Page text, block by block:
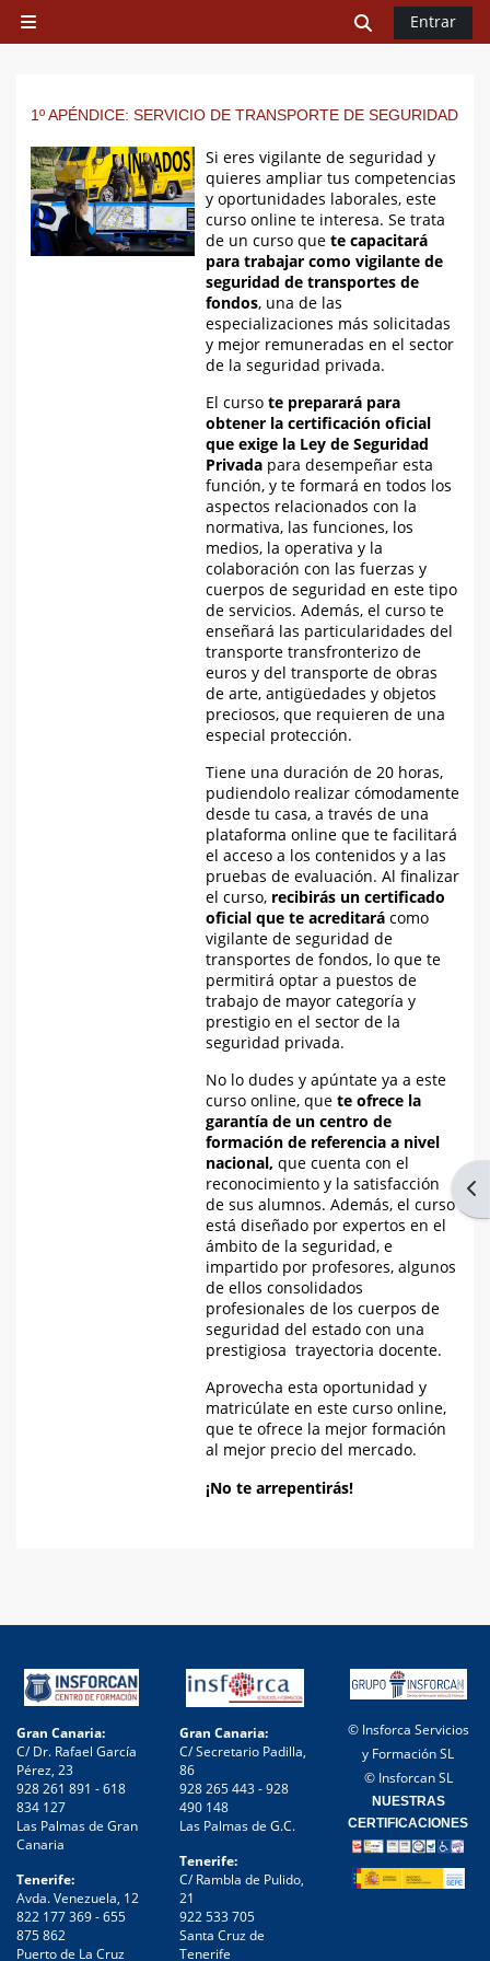
Panel lateral
Selector de
Entrar
1º APÉNDICE: SERVICIO DE TRANSPORTE DE SEGURIDAD
Si eres vigilante de seguridad y
quieres ampliar tus competencias
y oportunidades laborales, este
curso online te interesa. Se trata
de un curso que te capacitará
para trabajar como vigilante de
seguridad de transportes de
fondos, una de las
especializaciones más solicitadas
y mejor remuneradas en el sector
de la seguridad privada.
El cursote preparará para
obtener la certificación oficial
que exige la Ley de Seguridad
Privada para desempeñar esta
función, y te formará en todos los
aspectos relacionados con la
normativa, las funciones, los
medios, la operativa y la
colaboración con las fuerzas y
cuerpos de seguridad en este tipo
de servicios. Además, el curso te
enseñará las particularidades del
transporte transfronterizo de
euros y del transporte de obras
de arte, antigüedades y objetos
preciosos, que requieren de una
especial protección.
Tiene una duración de 20 horas,
pudiendolo realizar cómodamente
desde tu casa, a través de una
plataforma online que te facilitará
el acceso a los contenidos y a las
pruebas de evaluación. Al finalizar
el curso, recibirás un certificado
oficial que te acreditará como
vigilante de seguridad de
transportes de fondos, lo que te
permitirá optar a puestos de
trabajo de mayor categoría y
prestigio en el sector de la
seguridad privada.
No lo dudes y apúntate ya a este
curso online, que te ofrece la
garantía de un centro de
formación de referencia a nivel
nacional, que cuenta con el
reconocimiento y la satisfacción
de sus alumnos. Además, el curso
está diseñado por expertos en el
ámbito de la seguridad, e
impartido por profesores, algunos
de ellos consolidados
profesionales de los cuerpos de
seguridad del estado con una
prestigiosa trayectoria docente.
Aprovecha esta oportunidad y
matricúlate en este curso online,
que te ofrece la mejor formación
al mejor precio del mercado.
¡No te arrepentirás!
Gran Canaria:
C/ Dr. Rafael García
Pérez, 23
928 261 891 - 618
834 127
Las Palmas de Gran
Canaria
Tenerife:
Avda. Venezuela, 12
822 177 369 - 655
875 862
Puerto de La Cruz
Gran Canaria:
C/ Secretario Padilla,
86
928 265 443 - 928
490 148
Las Palmas de G.C.
Tenerife:
C/ Rambla de Pulido,
21
922 533 705
Santa Cruz de
Tenerife
© Insforca Servicios
y Formación SL
© Insforcan SL
NUESTRAS
CERTIFICACIONES